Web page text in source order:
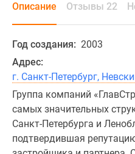
Описание Отзывы 22
Год создания: 2003
Адрес:
г. Санкт-Петербург,
Группа компаний
самых значительных
Санкт-Петербурга и
подтвердившая